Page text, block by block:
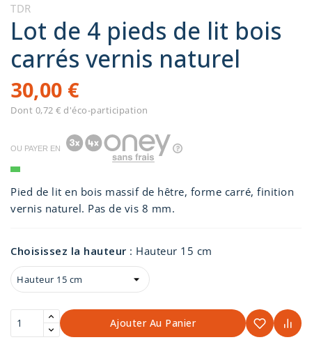
TDR
Lot de 4 pieds de lit bois
carrés vernis naturel
30,00 €
Dont 0,72 € d'éco-participation
OU PAYER EN
Pied de lit en bois massif de hêtre, forme carré, finition
vernis naturel. Pas de vis 8 mm.
Choisissez la hauteur : Hauteur 15 cm
Ajouter Au Panier